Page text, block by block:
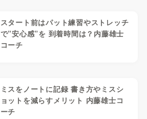
スタート前はパット練習やストレッチ
で”安心感”を 到着時間は？内藤雄士
コーチ
ミスをノートに記録 書き方やミスシ
ョットを減らすメリット 内藤雄士コ
ーチ